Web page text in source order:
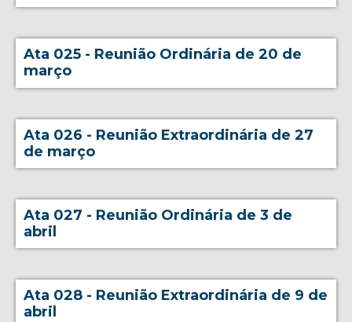
Ata 025 - Reunião Ordinária de 20 de
março
Ata 026 - Reunião Extraordinária de 27
de março
Ata 027 - Reunião Ordinária de 3 de
abril
Ata 028 - Reunião Extraordinária de 9 de
abril